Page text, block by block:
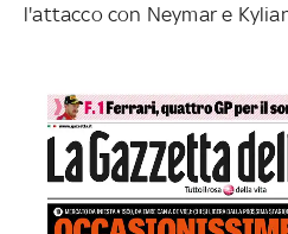
l'attacco con Neymar e